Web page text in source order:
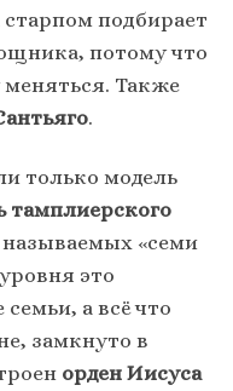
подбирает
потому что
Также
.
только модель
тамплиерского
«семи
это
а всё что
замкнуто в
орден Иисуса